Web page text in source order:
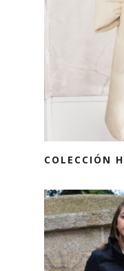
COLECCIÓN